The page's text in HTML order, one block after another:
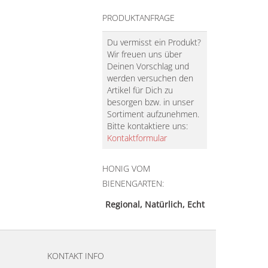
PRODUKTANFRAGE
Du vermisst ein Produkt?
Wir freuen uns über
Deinen Vorschlag und
werden versuchen den
Artikel für Dich zu
besorgen bzw. in unser
Sortiment aufzunehmen.
Bitte kontaktiere uns:
Kontaktformular
HONIG VOM
BIENENGARTEN:
Regional, Natürlich, Echt
KONTAKT INFO